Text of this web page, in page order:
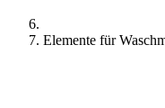
Elemente für